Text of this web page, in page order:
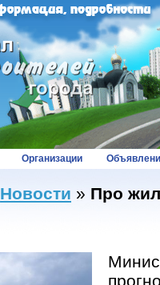
Организации
Новости » Про